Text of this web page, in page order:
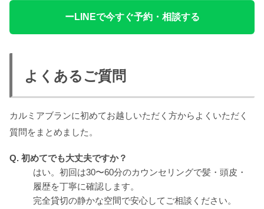
ーLINEで今すぐ予約・相談する
よくあるご質問
カルミアブランに初めてお越しいただく方からよくいただく
質問をまとめました。
Q. 初めてでも大丈夫ですか？
はい。初回は30〜60分のカウンセリングで髪・頭皮・
履歴を丁寧に確認します。
完全貸切の静かな空間で安心してご相談ください。